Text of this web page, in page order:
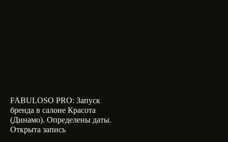
FABULOSO PRO: Запуск
бренда в салоне Красота
(Динамо). Определены даты.
Открыта запись